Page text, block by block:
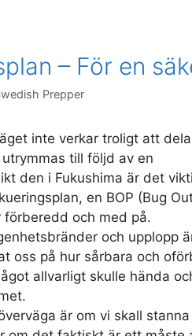
– För en
Prepper
inte verkar troligt att
till följd av en
den i Fukushima är det
en BOP (Bug
förberedd och med på.
och upplopp
oss på hur sårbara och
allvarligt skulle hända
är om vi skall stanna